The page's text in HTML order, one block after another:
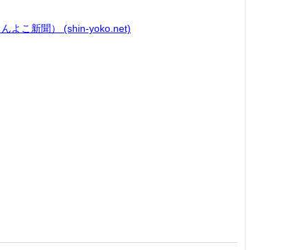
よこ新聞） (shin-yoko.net)